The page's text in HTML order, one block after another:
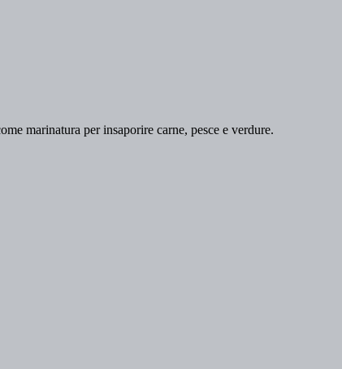
marinatura per insaporire carne, pesce e verdure.